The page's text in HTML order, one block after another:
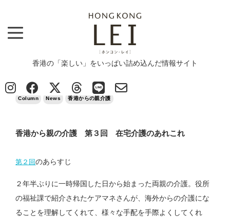
香港の「楽しい」をいっぱい詰め込んだ情報サイト
Column > 香港から親の介護 第３回 在宅介護のあれこれ
Column News 香港からの親介護
香港から親の介護 第３回 在宅介護のあれこれ
第２回のあらすじ
２年半ぶりに一時帰国した日から始まった両親の介護。役所
の福祉課で紹介されたケアマネさんが、海外からの介護にな
ることを理解してくれて、様々な手配を手際よくしてくれ